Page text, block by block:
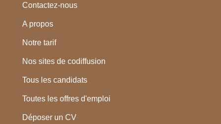
Contactez-nous
A propos
Notre tarif
Nos sites de codiffusion
Tous les candidats
Toutes les offres d'emploi
Déposer un CV